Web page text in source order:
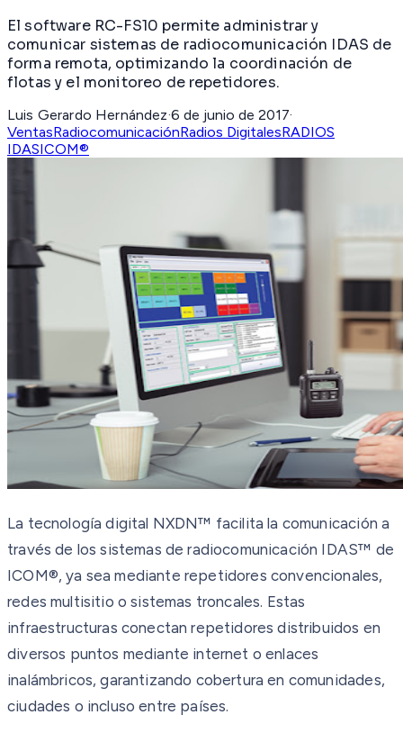
El software RC-FS10 permite administrar y
comunicar sistemas de radiocomunicación IDAS de
forma remota, optimizando la coordinación de
flotas y el monitoreo de repetidores.
Luis Gerardo Hernández·6 de junio de 2017·
VentasRadiocomunicaciónRadios DigitalesRADIOS
IDASICOM®
La tecnología digital NXDN™ facilita la comunicación a
través de los sistemas de radiocomunicación IDAS™ de
ICOM®, ya sea mediante repetidores convencionales,
redes multisitio o sistemas troncales. Estas
infraestructuras conectan repetidores distribuidos en
diversos puntos mediante internet o enlaces
inalámbricos, garantizando cobertura en comunidades,
ciudades o incluso entre países.